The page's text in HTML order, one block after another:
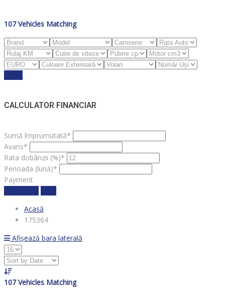
107 Vehicles Matching
CALCULATOR FINANCIAR
Sumă împrumutată*
Avans*
Rata dobânzii (%)*
Perioada (lună)*
Payment
Acasă
175364
Afișează bara laterală
107 Vehicles Matching